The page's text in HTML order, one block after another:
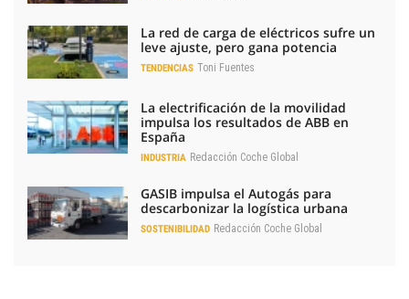
La red de carga de eléctricos sufre un
leve ajuste, pero gana potencia
TENDENCIAS Toni Fuentes
La electrificación de la movilidad
impulsa los resultados de ABB en
España
INDUSTRIA Redacción Coche Global
GASIB impulsa el Autogás para
descarbonizar la logística urbana
SOSTENIBILIDAD Redacción Coche Global